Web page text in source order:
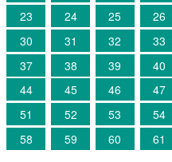
23
24 25 26
30
31 32 33
37
38 39 40
44
45 46 47
51
52 53 54
58
59 60 61